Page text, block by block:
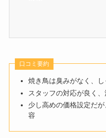
口コミ要約
焼き鳥は臭みがなく、
スタッフの対応が良く
少し高めの価格設定だ
容